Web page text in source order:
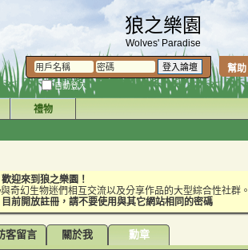
狼之樂園
Wolves' Paradise
幫助
自動登入
禮物
歡迎來到狼之樂園！
奇幻生物迷們相互交流以及分享作品的大型綜合性社群。
目前開放註冊，請不要使用與其它網站相同的密碼
客留言 關於我 勳章